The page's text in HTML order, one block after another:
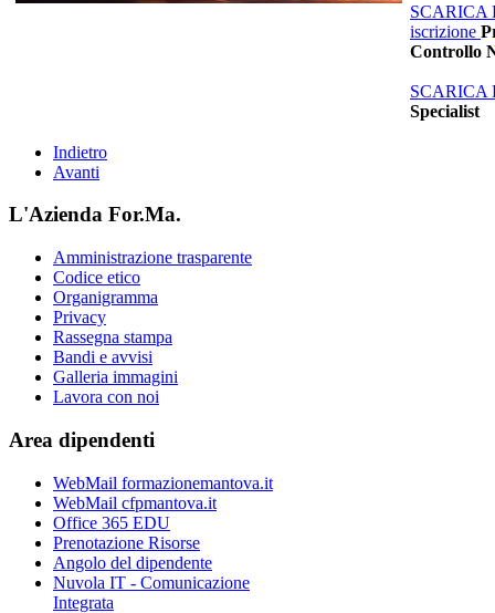
SCARICA
iscrizione
Controllo
SCARICA
Specialist
Indietro
Avanti
L'Azienda For.Ma.
Amministrazione trasparente
Codice etico
Organigramma
Privacy
Rassegna stampa
Bandi e avvisi
Galleria immagini
Lavora con noi
Area dipendenti
WebMail formazionemantova.it
WebMail cfpmantova.it
Office 365 EDU
Prenotazione Risorse
Angolo del dipendente
Nuvola IT - Comunicazione
Integrata